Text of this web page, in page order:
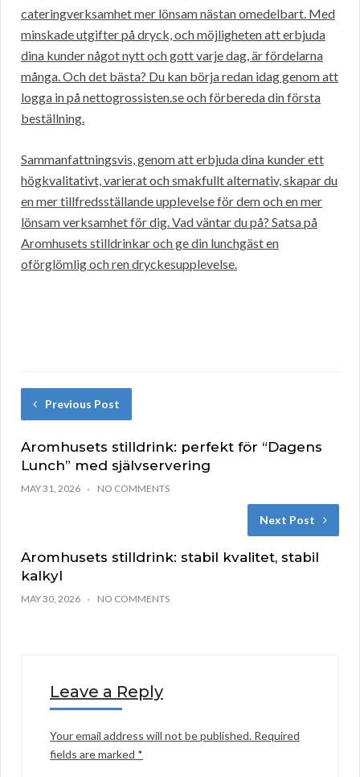
cateringverksamhet mer lönsam nästan omedelbart. Med
minskade utgifter på dryck, och möjligheten att erbjuda
dina kunder något nytt och gott varje dag, är fördelarna
många. Och det bästa? Du kan börja redan idag genom att
logga in på nettogrossisten.se och förbereda din första
beställning.
Sammanfattningsvis, genom att erbjuda dina kunder ett
högkvalitativt, varierat och smakfullt alternativ, skapar du
en mer tillfredsställande upplevelse för dem och en mer
lönsam verksamhet för dig. Vad väntar du på? Satsa på
Aromhusets stilldrinkar och ge din lunchgäst en
oförglömlig och ren dryckesupplevelse.
Previous Post
Aromhusets stilldrink: perfekt för “Dagens
Lunch” med självservering
MAY 31, 2026 NO COMMENTS
Next Post
Aromhusets stilldrink: stabil kvalitet, stabil
kalkyl
MAY 30, 2026 NO COMMENTS
Leave a Reply
Your email address will not be published. Required
fields are marked *